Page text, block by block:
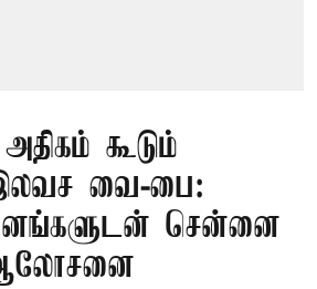
கூடும்
வை-பை:
சென்னை
ஆலோசனை